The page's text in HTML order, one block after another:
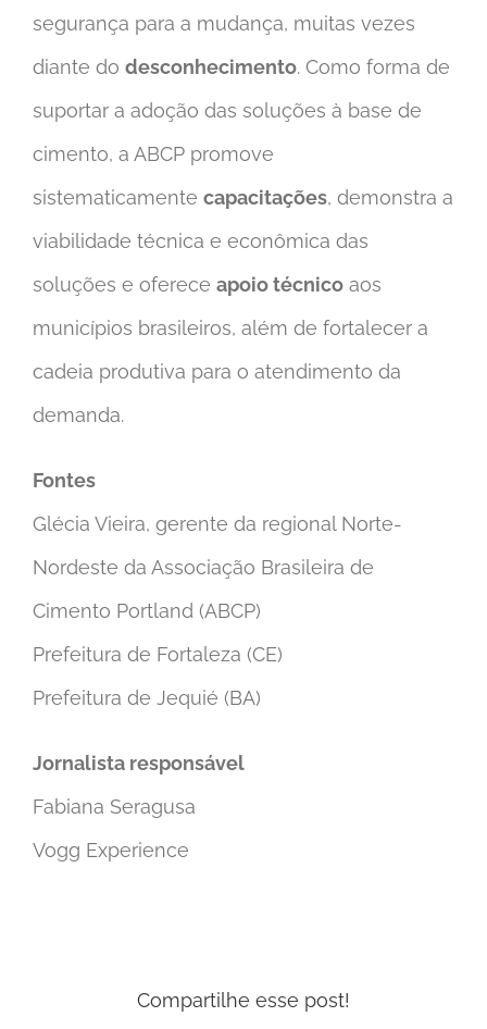
segurança para a mudança, muitas vezes
diante do desconhecimento. Como forma de
suportar a adoção das soluções à base de
cimento, a ABCP promove
sistematicamente capacitações, demonstra a
viabilidade técnica e econômica das
soluções e oferece apoio técnico aos
municípios brasileiros, além de fortalecer a
cadeia produtiva para o atendimento da
demanda.
Fontes
Glécia Vieira, gerente da regional Norte-
Nordeste da Associação Brasileira de
Cimento Portland (ABCP)
Prefeitura de Fortaleza (CE)
Prefeitura de Jequié (BA)
Jornalista responsável
Fabiana Seragusa
Vogg Experience
Compartilhe esse post!